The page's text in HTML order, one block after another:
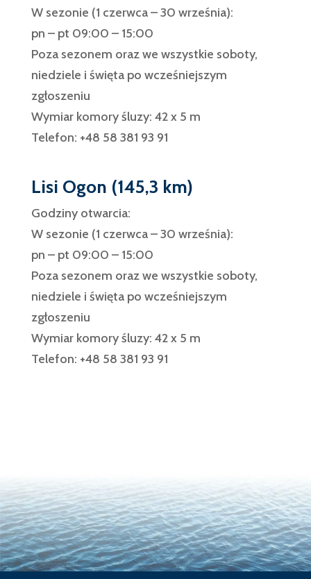
W sezonie (1 czerwca – 30 września):
pn – pt 09:00 – 15:00
Poza sezonem oraz we wszystkie soboty,
niedziele i święta po wcześniejszym
zgłoszeniu
Wymiar komory śluzy: 42 x 5 m
Telefon: +48 58 381 93 91
Lisi Ogon (145,3 km)
Godziny otwarcia:
W sezonie (1 czerwca – 30 września):
pn – pt 09:00 – 15:00
Poza sezonem oraz we wszystkie soboty,
niedziele i święta po wcześniejszym
zgłoszeniu
Wymiar komory śluzy: 42 x 5 m
Telefon: +48 58 381 93 91